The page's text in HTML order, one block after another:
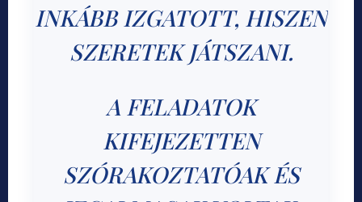
INKÁBB IZGATOTT, HISZEN
SZERETEK JÁTSZANI.
A FELADATOK
KIFEJEZETTEN
SZÓRAKOZTATÓAK ÉS